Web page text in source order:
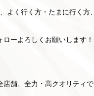
よく行く方・たまに行く方、
ローよろしくお願いします！
店舗、全力・高クオリティで